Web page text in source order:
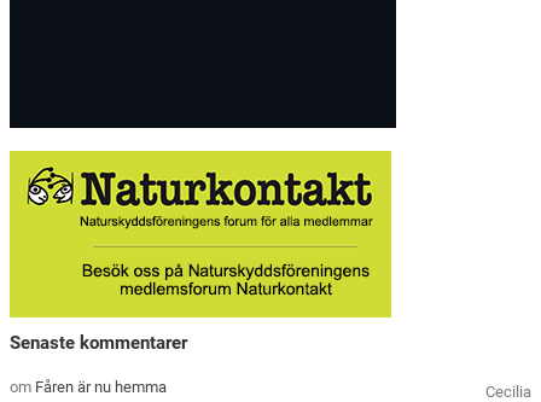
Senaste kommentarer
Cecilia
om Fåren är nu hemma